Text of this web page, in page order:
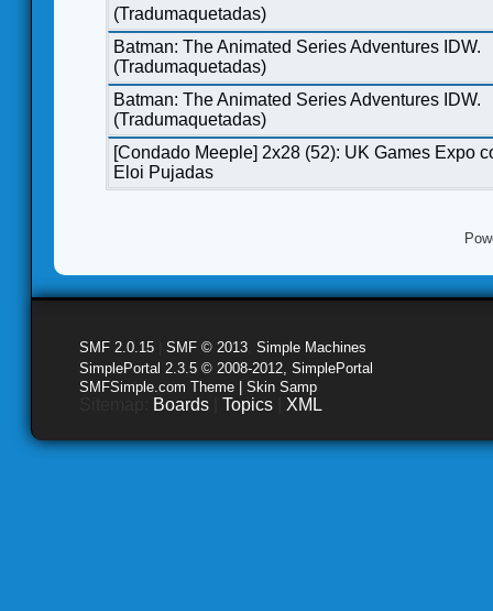
(Tradumaquetadas)
Batman: The Animated Series Adventures IDW.
(Tradumaquetadas)
Batman: The Animated Series Adventures IDW.
(Tradumaquetadas)
[Condado Meeple] 2x28 (52): UK Games Expo
Eloi Pujadas
SMF 2.0.15 SMF © 2013 Simple Machines
SimplePortal 2.3.5 © 2008-2012, SimplePortal
SMFSimple.com Theme | Skin Samp
Boards Topics XML